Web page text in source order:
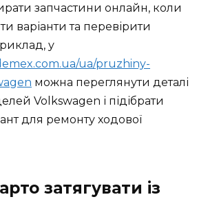
запчастини онлайн, коли
варіанти та перевірити
у
ua/pruzhiny-
можна переглянути деталі
Volkswagen і підібрати
для ремонту ходової
затягувати із